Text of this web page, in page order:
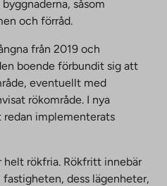
såsom
och förråd.
från 2019 och
boende förbundit sig att
eventuellt med
rökområde. I nya
redan implementerats
helt rökfria. Rökfritt innebär
dess lägenheter,